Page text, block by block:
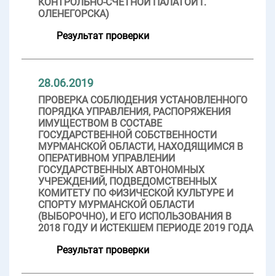
ОЛЕНЕГОРСКА)
Результат проверки
28.06.2019
ПРОВЕРКА СОБЛЮДЕНИЯ УСТАНОВЛЕННОГО
ПОРЯДКА УПРАВЛЕНИЯ, РАСПОРЯЖЕНИЯ
ИМУЩЕСТВОМ В СОСТАВЕ
ГОСУДАРСТВЕННОЙ СОБСТВЕННОСТИ
МУРМАНСКОЙ ОБЛАСТИ, НАХОДЯЩИМСЯ В
ОПЕРАТИВНОМ УПРАВЛЕНИИ
ГОСУДАРСТВЕННЫХ АВТОНОМНЫХ
УЧРЕЖДЕНИЙ, ПОДВЕДОМСТВЕННЫХ
КОМИТЕТУ ПО ФИЗИЧЕСКОЙ КУЛЬТУРЕ И
СПОРТУ МУРМАНСКОЙ ОБЛАСТИ
(ВЫБОРОЧНО), И ЕГО ИСПОЛЬЗОВАНИЯ В
2018 ГОДУ И ИСТЕКШЕМ ПЕРИОДЕ 2019 ГОДА
Результат проверки